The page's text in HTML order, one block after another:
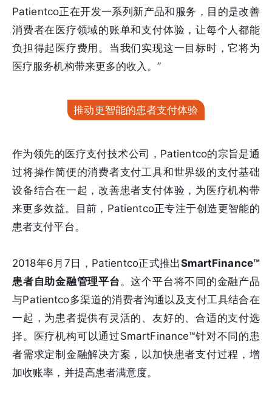
Patientco正在开发一系列新产品和服务，目的是改善
消费者在医疗领域的账单和支付体验，让每个人都能
负担得起医疗费用。当我们实现这一目标时，它将为
医疗服务机构带来更多的收入。”
推动更智能的患者支付体验
作为领先的医疗支付技术公司，Patientco的宗旨是通
过将操作简便的消费者支付工具和世界级的支付基础
设备结合在一起，改善患者支付体验，为医疗机构带
来更多效益。目前，Patientco正专注于创造更智能的
患者支付平台。
2018年6月7日，Patientco正式推出SmartFinance™
患者自助金融管理平台 。这个平台将不同的金融产品
与Patientco多渠道的消费者沟通以及支付工具结合在
一起，为患者提供有灵活的、友好的、合适的支付选
择。医疗机构可以通过SmartFinance™针对不同的患
者需求定制金融解决方案，以加快患者支付过程，增
加收账率，并提高患者满意度。